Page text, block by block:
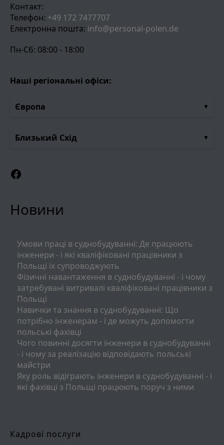
Контакт:
Телефон: +49 172 7477707
Електронна пошта: info@personal-polen.de
Пн-Сб: 08:00 - 18:00
Наші регіональні офіси:
Європа
Близький Схід
Facebook
Новини
Умови праці в суднобудуванні: Де працюють
інженери - і які кваліфіковані працівники з
Польщі їх супроводжують
Фізичні навантаження в суднобудуванні - і чому
затребувані витривалі кваліфіковані працівники з
Польщі
Навички та знання в суднобудуванні: Що
потрібно інженерам - і де можуть допомогти
польські фахівці
Чого повинні досягти інженери в суднобудуванні
- і чому за реалізацію відповідають польські
майстри
Яку роль відіграють інженери в суднобудуванні - і
які фахівці з Польщі працюють поруч з ними
Кадрові послуги